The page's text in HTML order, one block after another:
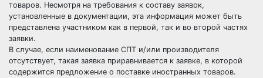
товаров. Несмотря на требования к составу заявок,
установленные в документации, эта информация может быть
представлена участником как в первой, так и во второй частях
заявки.
В случае, если наименование СПТ и/или производителя
отсутствует, такая заявка приравнивается к заявке, в которой
содержится предложение о поставке иностранных товаров.